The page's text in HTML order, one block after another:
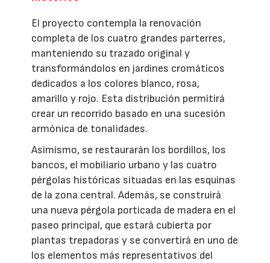
El proyecto contempla la renovación
completa de los cuatro grandes parterres,
manteniendo su trazado original y
transformándolos en jardines cromáticos
dedicados a los colores blanco, rosa,
amarillo y rojo. Esta distribución permitirá
crear un recorrido basado en una sucesión
armónica de tonalidades.
Asimismo, se restaurarán los bordillos, los
bancos, el mobiliario urbano y las cuatro
pérgolas históricas situadas en las esquinas
de la zona central. Además, se construirá
una nueva pérgola porticada de madera en el
paseo principal, que estará cubierta por
plantas trepadoras y se convertirá en uno de
los elementos más representativos del